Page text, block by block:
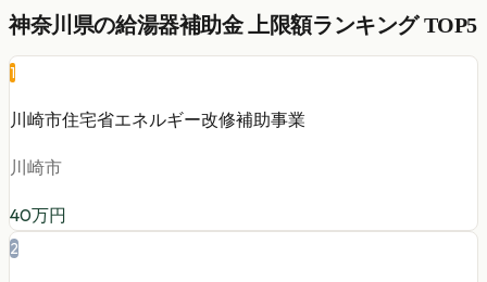
神奈川県の給湯器補助金 上限額ランキング TOP5
1
川崎市住宅省エネルギー改修補助事業
川崎市
40万円
2